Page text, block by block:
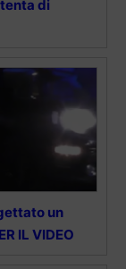
di
un
IL VIDEO